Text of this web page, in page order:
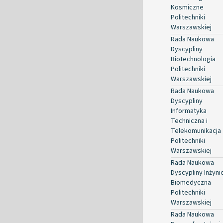
Kosmiczne
Politechniki
Warszawskiej
Rada Naukowa
Dyscypliny
Biotechnologia
Politechniki
Warszawskiej
Rada Naukowa
Dyscypliny
Informatyka
Techniczna i
Telekomunikacja
Politechniki
Warszawskiej
Rada Naukowa
Dyscypliny
Biomedyczna
Politechniki
Warszawskiej
Rada Naukowa